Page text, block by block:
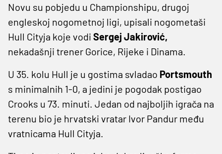
Novu su pobjedu u Championshipu, drugoj
engleskoj nogometnoj ligi, upisali nogometaši
Hull Cityja koje vodi Sergej Jakirović,
nekadašnji trener Gorice, Rijeke i Dinama.
U 35. kolu Hull je u gostima svladao Portsmouth
s minimalnih 1-0, a jedini je pogodak postigao
Crooks u 73. minuti. Jedan od najboljih igrača na
terenu bio je hrvatski vratar Ivor Pandur među
vratnicama Hull Cityja.